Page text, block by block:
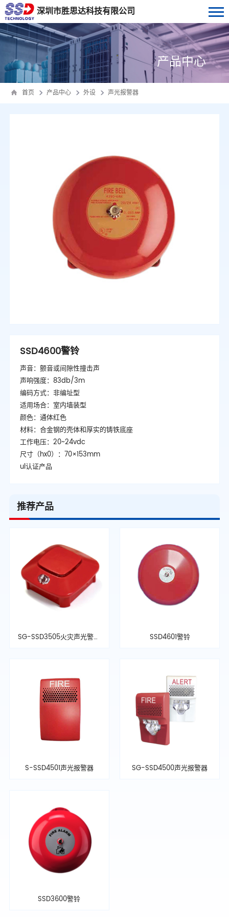
深圳市胜思达科技有限公司
产品中心
首页 产品中心 外设 声光报警器
SSD4600警铃
声音：颤音或间隙性撞击声
声响强度：83db/3m
编码方式：非编址型
适用场合：室内墙装型
颜色：通体红色
材料：合金钢的壳体和厚实的铸铁底座
工作电压：20~24vdc
尺寸（hx0）：70×153mm
ul认证产品
推荐产品
SG-SSD3505火灾声光警报
SSD4601警铃
S-SSD4501声光报警器 SG-SSD4500声光报警器
SSD3600警铃